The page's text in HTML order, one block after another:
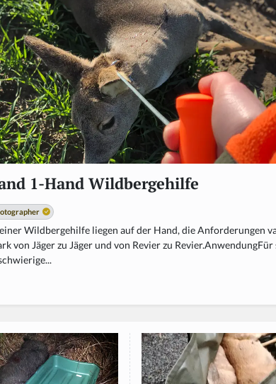
1-Hand Wildbergehilfe
Wildbergehilfe liegen auf der Hand, die Anforderungen
von Jäger zu Jäger und von Revier zu